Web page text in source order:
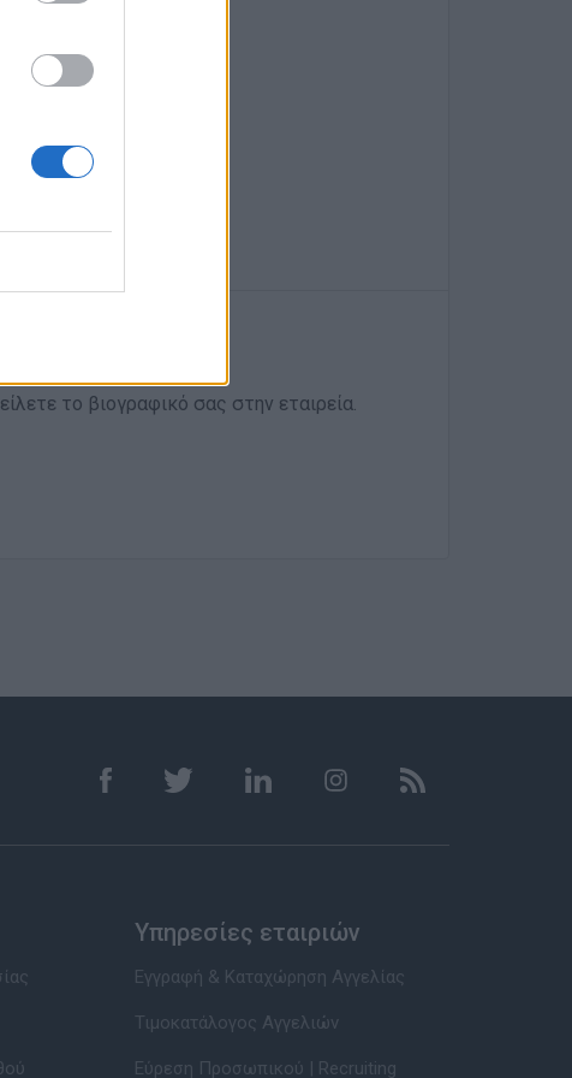
το βιογραφικό σας στην εταιρεία.
Υπηρεσίες εταιριών
Εγγραφή & Καταχώρηση Αγγελίας
Τιμοκατάλογος Αγγελιών
Εύρεση Προσωπικού | Recruiting